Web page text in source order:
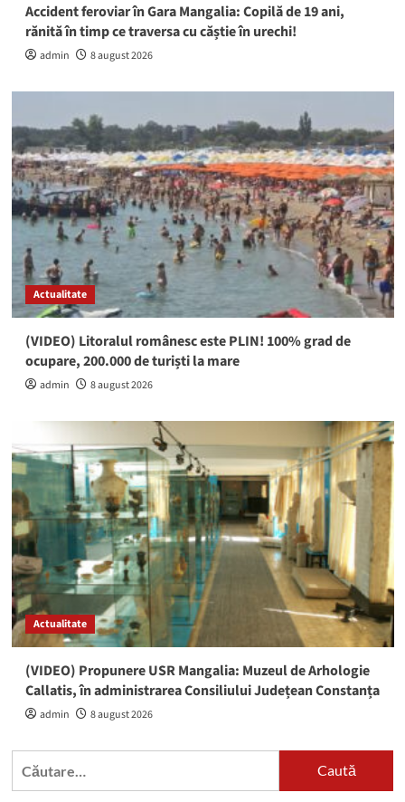
Accident feroviar în Gara Mangalia: Copilă de 19 ani,
rănită în timp ce traversa cu căștie în urechi!
admin 8 august 2026
Actualitate
(VIDEO) Litoralul românesc este PLIN! 100% grad de
ocupare, 200.000 de turiști la mare
admin 8 august 2026
Actualitate
(VIDEO) Propunere USR Mangalia: Muzeul de Arhologie
Callatis, în administrarea Consiliului Județean Constanța
admin 8 august 2026